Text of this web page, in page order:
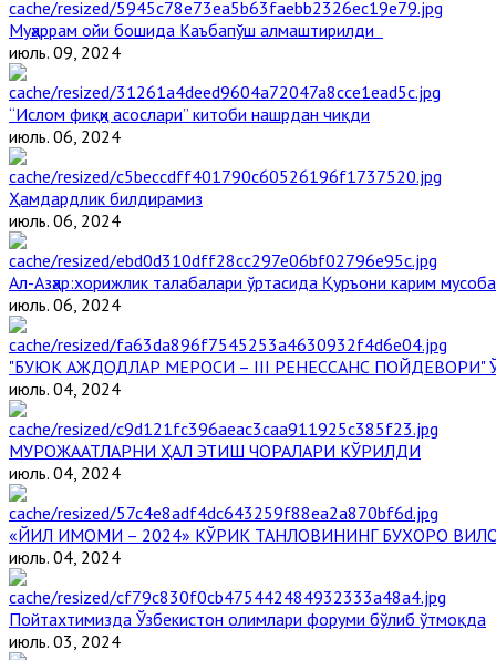
Муҳаррам ойи бошида Каъбапўш алмаштирилди
июль. 09, 2024
“Ислом фиқҳи асослари” китоби нашрдан чиқди
июль. 06, 2024
Ҳамдардлик билдирамиз
июль. 06, 2024
Aл-Aзҳар:хорижлик талабалари ўртасида Қуръони карим
июль. 06, 2024
"БУЮК АЖДОДЛАР МЕРОСИ – III РЕНЕССАНС
июль. 04, 2024
МУРОЖААТЛАРНИ ҲАЛ ЭТИШ ЧОРАЛАРИ КЎРИЛДИ
июль. 04, 2024
«ЙИЛ ИМОМИ – 2024» КЎРИК ТАНЛОВИНИНГ БУХОРО
июль. 04, 2024
Пойтахтимизда Ўзбекистон олимлари форуми бўлиб ўтмоқда
июль. 03, 2024